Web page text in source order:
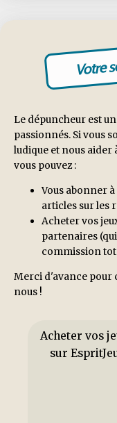
Votre
Le dépuncheur est
passionnés. Si vous
ludique et nous aider
vous pouvez :
Vous abonner
articles sur les
Acheter vos
partenaires
commission
Merci d'avance pour
nous !
Acheter vos
sur